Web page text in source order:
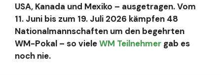
USA, Kanada und Mexiko – ausgetragen. Vom
11. Juni bis zum 19. Juli 2026 kämpfen 48
Nationalmannschaften um den begehrten
WM-Pokal – so vieleWM Teilnehmer gab es
noch nie.